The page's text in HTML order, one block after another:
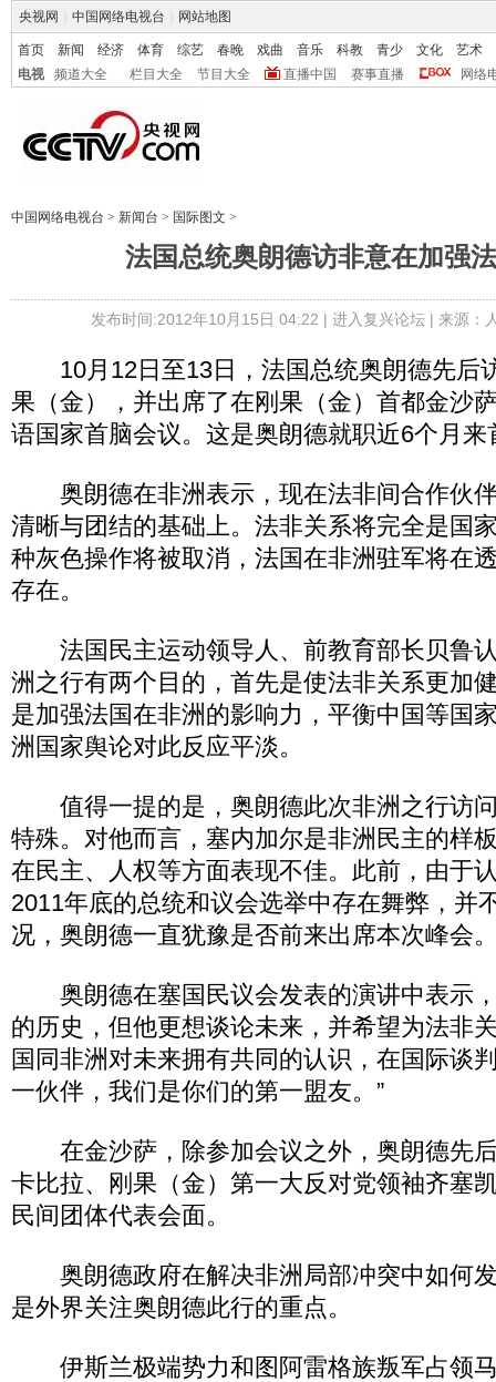
央视网 中国网络电视台 网站地图
首页 新闻 经济 体育 综艺 春晚 戏曲 音乐 科教 青少 文化
艺术
电视
频道大全 栏目大全 节目大全 直播中国 赛事直播 网络
中国网络电视台 > 新闻台 > 国际图文 >
法国总统奥朗德访非意在加强
发布时间:2012年10月15日 04:22 | 进入复兴论坛| 来源：
10月12日至13日，法国总统奥朗德先后
果（金），并出席了在刚果（金）首都金沙
语国家首脑会议。这是奥朗德就职近6个月来
奥朗德在非洲表示，现在法非间合作伙
清晰与团结的基础上。法非关系将完全是国
种灰色操作将被取消，法国在非洲驻军将在
存在。
法国民主运动领导人、前教育部长贝鲁
洲之行有两个目的，首先是使法非关系更加
是加强法国在非洲的影响力，平衡中国等国
洲国家舆论对此反应平淡。
值得一提的是，奥朗德此次非洲之行访
特殊。对他而言，塞内加尔是非洲民主的样
在民主、人权等方面表现不佳。此前，由于
2011年底的总统和议会选举中存在舞弊，并
况，奥朗德一直犹豫是否前来出席本次峰会
奥朗德在塞国民议会发表的演讲中表示
的历史，但他更想谈论未来，并希望为法非
国同非洲对未来拥有共同的认识，在国际谈
一伙伴，我们是你们的第一盟友。”
在金沙萨，除参加会议之外，奥朗德先
卡比拉、刚果（金）第一大反对党领袖齐塞
民间团体代表会面。
奥朗德政府在解决非洲局部冲突中如何
是外界关注奥朗德此行的重点。
伊斯兰极端势力和图阿雷格族叛军占领